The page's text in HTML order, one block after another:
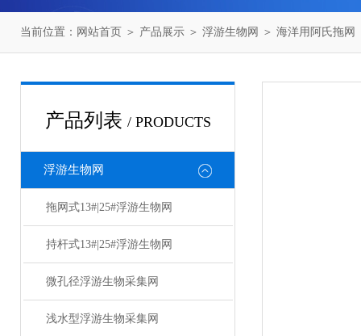
当前位置： 网站首页 ＞ 产品展示 ＞ 浮游生物网 ＞ 海洋用阿氏拖网
产品列表 / PRODUCTS
浮游生物网
拖网式13#|25#浮游生物网
持杆式13#|25#浮游生物网
微孔径浮游生物采集网
浅水型浮游生物采集网